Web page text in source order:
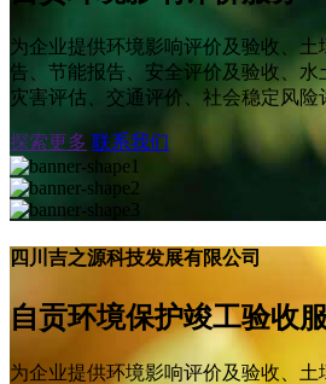
为企业提供环境影响评价及验收、土
告、节能报告、安全评价及验收、水
灾害评估、交通评价、社会稳定风险
探索更多 联系我们
四川吉之源科技发展有限公司
自贡环境保护竣工验收
为企业提供环境影响评价及验收、